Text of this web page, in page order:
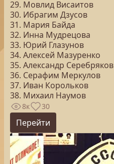
29. Мовлид Висаитов
30. Ибрагим Дзусов
31. Мария Байда
32. Инна Мудрецова
33. Юрий Глазунов
34. Алексей Мазуренко
35. Александр Серебряков
36. Серафим Меркулов
37. Иван Корольков
38. Михаил Наумов
8к 30
Перейти